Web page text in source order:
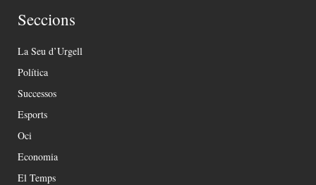
Seccions
La Seu d’Urgell
Política
Successos
Esports
Oci
Economia
El Temps